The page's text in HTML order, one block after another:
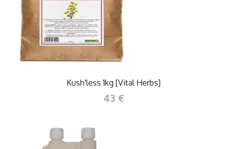
Kush'less 1kg [Vital Herbs]
43 €